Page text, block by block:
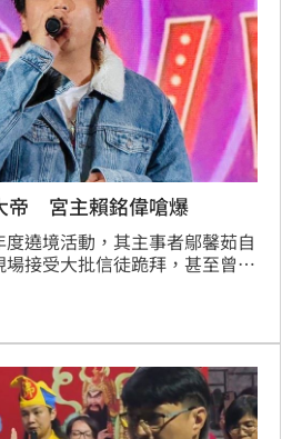
帝 宮主賴銘偉嗆爆
遶境活動，其主事者鄔馨茹自
接受大批信徒跪拜，甚至曾自
烈譴責。對此，有「搖滾宮
死？」，引發聯想。蔡維歆